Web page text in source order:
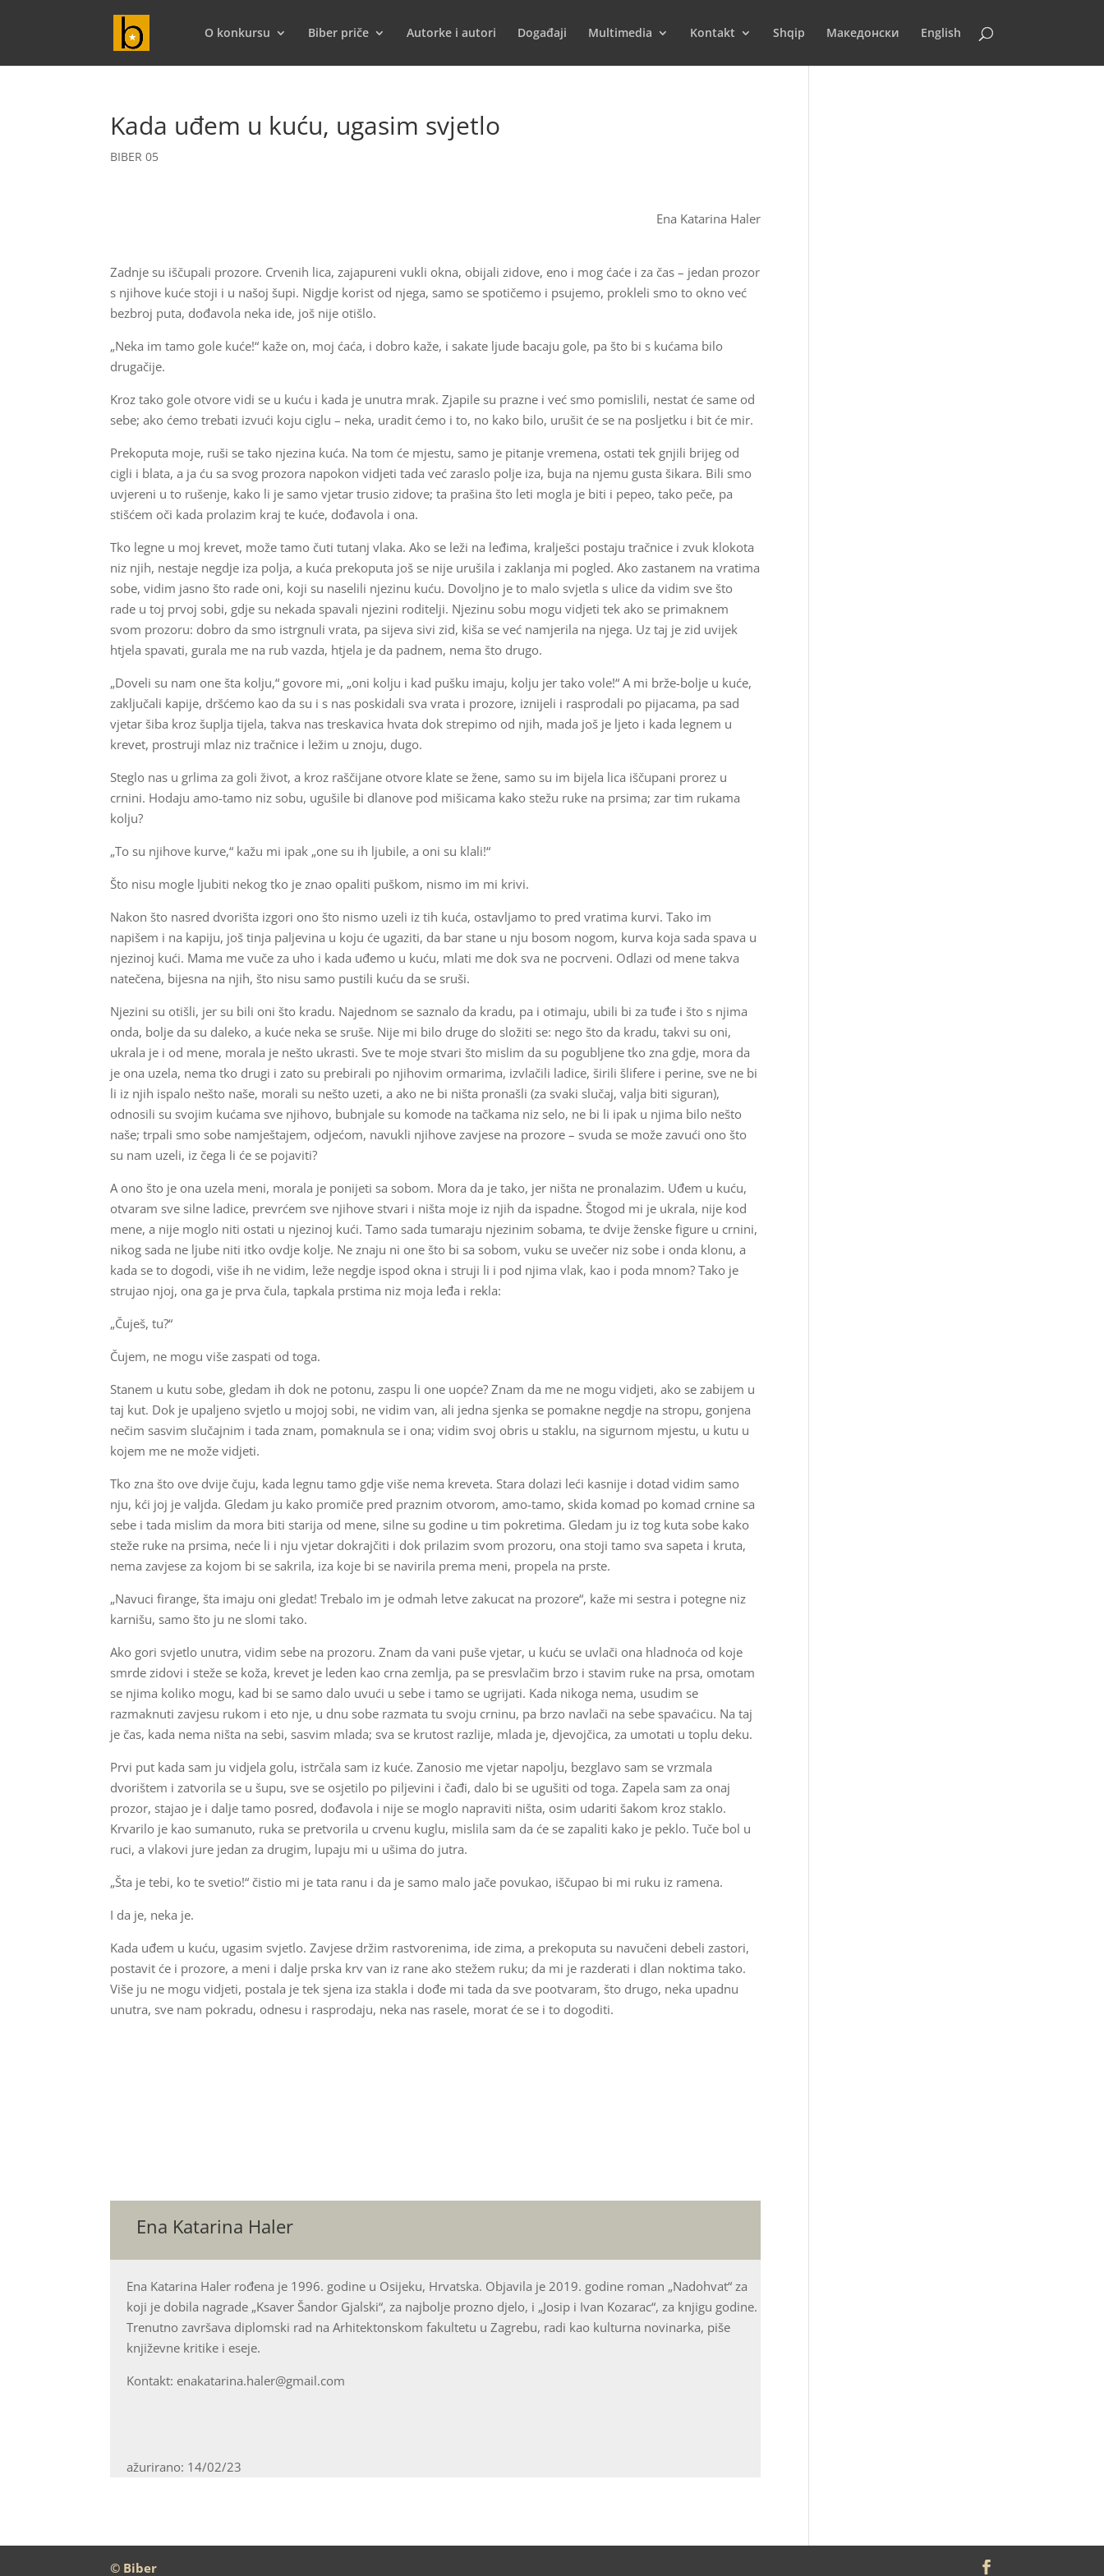
O konkursu Biber priče Autorke i autori Događaji Multimedia Kontakt Shqip Македонски English
Kada uđem u kuću, ugasim svjetlo
BIBER 05
Ena Katarina Haler
Zadnje su iščupali prozore. Crvenih lica, zajapureni vukli okna, obijali zidove, eno i mog ćaće i za čas – jedan prozor
s njihove kuće stoji i u našoj šupi. Nigdje korist od njega, samo se spotičemo i psujemo, prokleli smo to okno već
bezbroj puta, dođavola neka ide, još nije otišlo.
„Neka im tamo gole kuće!“ kaže on, moj ćaća, i dobro kaže, i sakate ljude bacaju gole, pa što bi s kućama bilo
drugačije.
Kroz tako gole otvore vidi se u kuću i kada je unutra mrak. Zjapile su prazne i već smo pomislili, nestat će same od
sebe; ako ćemo trebati izvući koju ciglu – neka, uradit ćemo i to, no kako bilo, urušit će se na posljetku i bit će mir.
Prekoputa moje, ruši se tako njezina kuća. Na tom će mjestu, samo je pitanje vremena, ostati tek gnjili brijeg od
cigli i blata, a ja ću sa svog prozora napokon vidjeti tada već zaraslo polje iza, buja na njemu gusta šikara. Bili smo
uvjereni u to rušenje, kako li je samo vjetar trusio zidove; ta prašina što leti mogla je biti i pepeo, tako peče, pa
stišćem oči kada prolazim kraj te kuće, dođavola i ona.
Tko legne u moj krevet, može tamo čuti tutanj vlaka. Ako se leži na leđima, kralješci postaju tračnice i zvuk klokota
niz njih, nestaje negdje iza polja, a kuća prekoputa još se nije urušila i zaklanja mi pogled. Ako zastanem na vratima
sobe, vidim jasno što rade oni, koji su naselili njezinu kuću. Dovoljno je to malo svjetla s ulice da vidim sve što
rade u toj prvoj sobi, gdje su nekada spavali njezini roditelji. Njezinu sobu mogu vidjeti tek ako se primaknem
svom prozoru: dobro da smo istrgnuli vrata, pa sijeva sivi zid, kiša se već namjerila na njega. Uz taj je zid uvijek
htjela spavati, gurala me na rub vazda, htjela je da padnem, nema što drugo.
„Doveli su nam one šta kolju,“ govore mi, „oni kolju i kad pušku imaju, kolju jer tako vole!“ A mi brže-bolje u kuće,
zaključali kapije, dršćemo kao da su i s nas poskidali sva vrata i prozore, iznijeli i rasprodali po pijacama, pa sad
vjetar šiba kroz šuplja tijela, takva nas treskavica hvata dok strepimo od njih, mada još je ljeto i kada legnem u
krevet, prostruji mlaz niz tračnice i ležim u znoju, dugo.
Steglo nas u grlima za goli život, a kroz raščijane otvore klate se žene, samo su im bijela lica iščupani prorez u
crnini. Hodaju amo-tamo niz sobu, ugušile bi dlanove pod mišicama kako stežu ruke na prsima; zar tim rukama
kolju?
„To su njihove kurve,“ kažu mi ipak „one su ih ljubile, a oni su klali!“
Što nisu mogle ljubiti nekog tko je znao opaliti puškom, nismo im mi krivi.
Nakon što nasred dvorišta izgori ono što nismo uzeli iz tih kuća, ostavljamo to pred vratima kurvi. Tako im
napišem i na kapiju, još tinja paljevina u koju će ugaziti, da bar stane u nju bosom nogom, kurva koja sada spava u
njezinoj kući. Mama me vuče za uho i kada uđemo u kuću, mlati me dok sva ne pocrveni. Odlazi od mene takva
natečena, bijesna na njih, što nisu samo pustili kuću da se sruši.
Njezini su otišli, jer su bili oni što kradu. Najednom se saznalo da kradu, pa i otimaju, ubili bi za tuđe i što s njima
onda, bolje da su daleko, a kuće neka se sruše. Nije mi bilo druge do složiti se: nego što da kradu, takvi su oni,
ukrala je i od mene, morala je nešto ukrasti. Sve te moje stvari što mislim da su pogubljene tko zna gdje, mora da
je ona uzela, nema tko drugi i zato su prebirali po njihovim ormarima, izvlačili ladice, širili šlifere i perine, sve ne bi
li iz njih ispalo nešto naše, morali su nešto uzeti, a ako ne bi ništa pronašli (za svaki slučaj, valja biti siguran),
odnosili su svojim kućama sve njihovo, bubnjale su komode na tačkama niz selo, ne bi li ipak u njima bilo nešto
naše; trpali smo sobe namještajem, odjećom, navukli njihove zavjese na prozore – svuda se može zavući ono što
su nam uzeli, iz čega li će se pojaviti?
A ono što je ona uzela meni, morala je ponijeti sa sobom. Mora da je tako, jer ništa ne pronalazim. Uđem u kuću,
otvaram sve silne ladice, prevrćem sve njihove stvari i ništa moje iz njih da ispadne. Štogod mi je ukrala, nije kod
mene, a nije moglo niti ostati u njezinoj kući. Tamo sada tumaraju njezinim sobama, te dvije ženske figure u crnini,
nikog sada ne ljube niti itko ovdje kolje. Ne znaju ni one što bi sa sobom, vuku se uvečer niz sobe i onda klonu, a
kada se to dogodi, više ih ne vidim, leže negdje ispod okna i struji li i pod njima vlak, kao i poda mnom? Tako je
strujao njoj, ona ga je prva čula, tapkala prstima niz moja leđa i rekla:
„Čuješ, tu?“
Čujem, ne mogu više zaspati od toga.
Stanem u kutu sobe, gledam ih dok ne potonu, zaspu li one uopće? Znam da me ne mogu vidjeti, ako se zabijem u
taj kut. Dok je upaljeno svjetlo u mojoj sobi, ne vidim van, ali jedna sjenka se pomakne negdje na stropu, gonjena
nečim sasvim slučajnim i tada znam, pomaknula se i ona; vidim svoj obris u staklu, na sigurnom mjestu, u kutu u
kojem me ne može vidjeti.
Tko zna što ove dvije čuju, kada legnu tamo gdje više nema kreveta. Stara dolazi leći kasnije i dotad vidim samo
nju, kći joj je valjda. Gledam ju kako promiče pred praznim otvorom, amo-tamo, skida komad po komad crnine sa
sebe i tada mislim da mora biti starija od mene, silne su godine u tim pokretima. Gledam ju iz tog kuta sobe kako
steže ruke na prsima, neće li i nju vjetar dokrajčiti i dok prilazim svom prozoru, ona stoji tamo sva sapeta i kruta,
nema zavjese za kojom bi se sakrila, iza koje bi se navirila prema meni, propela na prste.
„Navuci firange, šta imaju oni gledat! Trebalo im je odmah letve zakucat na prozore“, kaže mi sestra i potegne niz
karnišu, samo što ju ne slomi tako.
Ako gori svjetlo unutra, vidim sebe na prozoru. Znam da vani puše vjetar, u kuću se uvlači ona hladnoća od koje
smrde zidovi i steže se koža, krevet je leden kao crna zemlja, pa se presvlačim brzo i stavim ruke na prsa, omotam
se njima koliko mogu, kad bi se samo dalo uvući u sebe i tamo se ugrijati. Kada nikoga nema, usudim se
razmaknuti zavjesu rukom i eto nje, u dnu sobe razmata tu svoju crninu, pa brzo navlači na sebe spavaćicu. Na taj
je čas, kada nema ništa na sebi, sasvim mlada; sva se krutost razlije, mlada je, djevojčica, za umotati u toplu deku.
Prvi put kada sam ju vidjela golu, istrčala sam iz kuće. Zanosio me vjetar napolju, bezglavo sam se vrzmala
dvorištem i zatvorila se u šupu, sve se osjetilo po piljevini i čađi, dalo bi se ugušiti od toga. Zapela sam za onaj
prozor, stajao je i dalje tamo posred, dođavola i nije se moglo napraviti ništa, osim udariti šakom kroz staklo.
Krvarilo je kao sumanuto, ruka se pretvorila u crvenu kuglu, mislila sam da će se zapaliti kako je peklo. Tuče bol u
ruci, a vlakovi jure jedan za drugim, lupaju mi u ušima do jutra.
„Šta je tebi, ko te svetio!“ čistio mi je tata ranu i da je samo malo jače povukao, iščupao bi mi ruku iz ramena.
I da je, neka je.
Kada uđem u kuću, ugasim svjetlo. Zavjese držim rastvorenima, ide zima, a prekoputa su navučeni debeli zastori,
postavit će i prozore, a meni i dalje prska krv van iz rane ako stežem ruku; da mi je razderati i dlan noktima tako.
Više ju ne mogu vidjeti, postala je tek sjena iza stakla i dođe mi tada da sve pootvaram, što drugo, neka upadnu
unutra, sve nam pokradu, odnesu i rasprodaju, neka nas rasele, morat će se i to dogoditi.
Ena Katarina Haler
Ena Katarina Haler rođena je 1996. godine u Osijeku, Hrvatska. Objavila je 2019. godine roman „Nadohvat“ za
koji je dobila nagrade „Ksaver Šandor Gjalski“, za najbolje prozno djelo, i „Josip i Ivan Kozarac“, za knjigu godine.
Trenutno završava diplomski rad na Arhitektonskom fakultetu u Zagrebu, radi kao kulturna novinarka, piše
književne kritike i eseje.
Kontakt: enakatarina.haler@gmail.com
ažurirano: 14/02/23
© Biber